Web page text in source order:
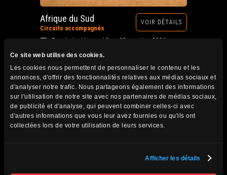
Ce site web utilise des cookies.
Les cookies nous permettent de personnaliser le contenu et les
annonces, d'offrir des fonctionnalités relatives aux médias sociaux et
d'analyser notre trafic. Nous partageons également des informations
sur l'utilisation de notre site avec nos partenaires de médias sociaux,
de publicité et d'analyse, qui peuvent combiner celles-ci avec
d'autres informations que vous leur avez fournies ou qu'ils ont
collectées lors de votre utilisation de leurs services.
Afficher les détails
Afrique du Sud
Circuits accompagnés
VOIR DÉTAILS
Prochain départ : 12 au 28 octobre 2026